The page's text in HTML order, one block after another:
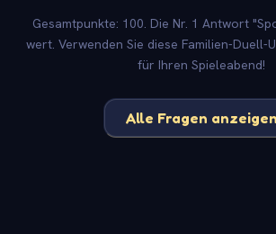
Gesamtpunkte: 100. Die Nr. 1 Antwort
wert. Verwenden Sie diese Familien-Duell-
für Ihren Spieleabend!
Alle Fragen anzeigen